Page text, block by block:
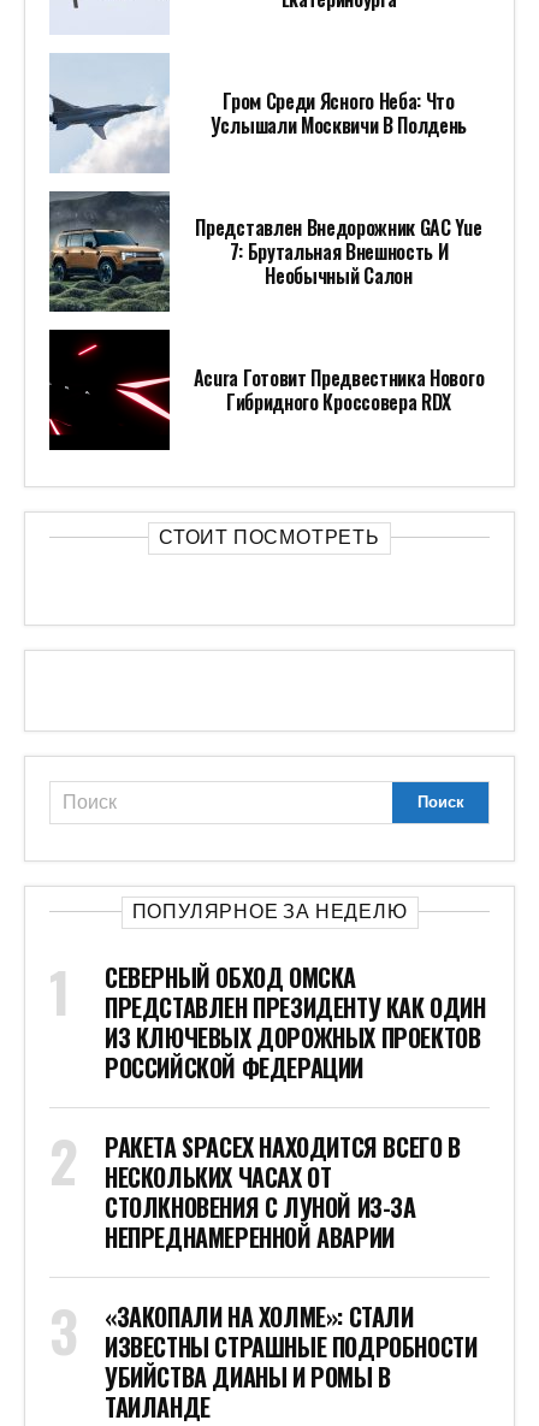
Гром Среди Ясного Неба: Что
Услышали Москвичи В Полдень
Представлен Внедорожник GAC Yue
7: Брутальная Внешность И
Необычный Салон
Acura Готовит Предвестника Нового
Гибридного Кроссовера RDX
СТОИТ ПОСМОТРЕТЬ
ПОПУЛЯРНОЕ ЗА НЕДЕЛЮ
СЕВЕРНЫЙ ОБХОД ОМСКА
ПРЕДСТАВЛЕН ПРЕЗИДЕНТУ КАК ОДИН
ИЗ КЛЮЧЕВЫХ ДОРОЖНЫХ ПРОЕКТОВ
РОССИЙСКОЙ ФЕДЕРАЦИИ
РАКЕТА SPACEX НАХОДИТСЯ ВСЕГО В
НЕСКОЛЬКИХ ЧАСАХ ОТ
СТОЛКНОВЕНИЯ С ЛУНОЙ ИЗ-ЗА
НЕПРЕДНАМЕРЕННОЙ АВАРИИ
«ЗАКОПАЛИ НА ХОЛМЕ»: СТАЛИ
ИЗВЕСТНЫ СТРАШНЫЕ ПОДРОБНОСТИ
УБИЙСТВА ДИАНЫ И РОМЫ В
ТАИЛАНДЕ